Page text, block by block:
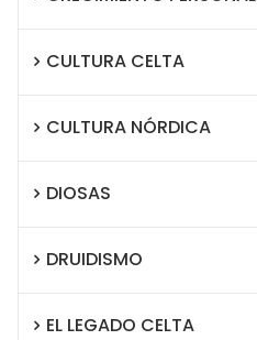
CULTURA CELTA
CULTURA NÓRDICA
DIOSAS
DRUIDISMO
EL LEGADO CELTA